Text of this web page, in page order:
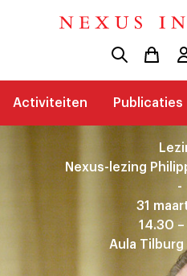
Activiteiten Publicaties
Nexus-lezing
-
31
14.30 –
Aula